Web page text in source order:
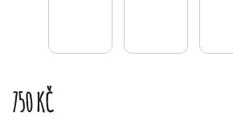
750 KČ